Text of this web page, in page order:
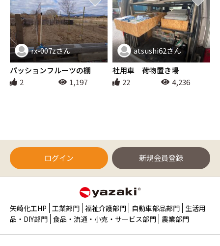
その他
rx-007zさん
パッションフルーツの棚
2
1,197
その他
atsushi62さん
社用車 荷物置き場
22
4,236
ログイン 新規会員登録
矢崎化工HP 工業部門 福祉介護部門 自動車部品部門 生活用
品・DIY部門 食品・流通・小売・サービス部門 農業部門